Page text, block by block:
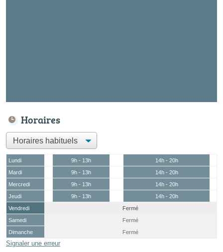
Horaires
Lundi 9h - 13h
14h - 20h
Mardi
9h - 13h
14h - 20h
Mercredi
9h - 13h
14h - 20h
Jeudi
9h - 13h
14h - 20h
Vendredi
Fermé
Samedi
Fermé
Dimanche
Fermé
Signaler une erreur